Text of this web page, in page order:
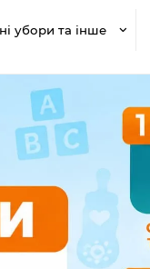
убори та інше